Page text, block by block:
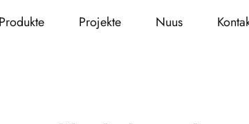
Produkte Projekte Nuus